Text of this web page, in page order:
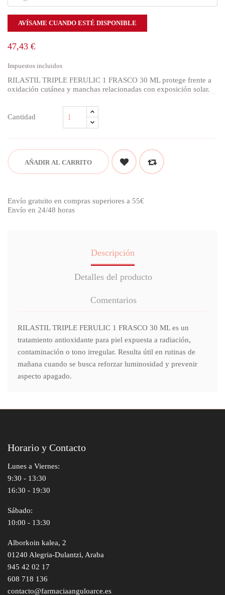
AVÍSAME CUANDO ESTÉ DISPONIBLE
47,43 €
Impuestos incluidos
RILASTIL TRIPLE FERULIC 1 FRASCO 30 ML protege frente a
oxidación cutánea y manchas relacionadas con exposición solar.
Cantidad
AÑADIR AL CARRITO
Envío gratuito en compras superiores a 55€
Envío en 24/48 horas
Descripción
Detalles del producto
Comentarios
RILASTIL TRIPLE FERULIC 1 FRASCO 30 ML es un
tratamiento antioxidante para piel expuesta a radiación,
contaminación o tono irregular. Resulta útil en rutinas de
mañana cuando se busca reforzar luminosidad y prevenir
aspecto apagado.
Horario y Contacto
Lunes a Viernes:
9:30 - 13:30
16:30 - 19:30
Sábado:
10:00 - 13:30
Alborkoin kalea, 2
01240 Alegria-Dulantzi, Araba
945 42 02 17
608 718 136
contacto@farmaciaanguloarce.es